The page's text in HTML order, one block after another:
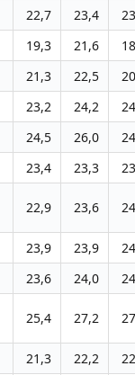
22,7 23,4
19,3 21,6
21,3 22,5
23,2 24,2
24,5 26,0
23,4 23,3
22,9 23,6
23,9 23,9
23,6 24,0
25,4 27,2
21,3 22,2